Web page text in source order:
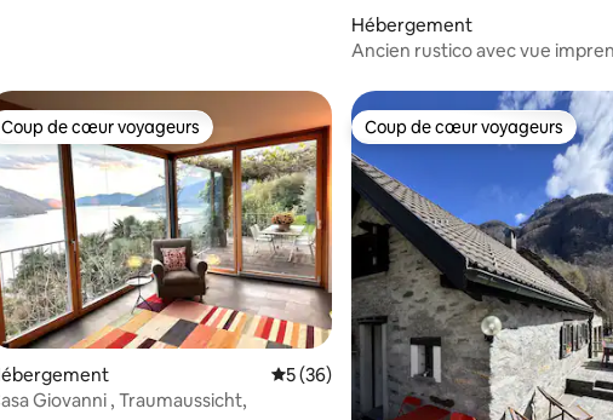
Hébergement
Ancien rustico avec vue
sur la base de 54 commentaires : 4,85 sur 5
Coup de cœur voyageurs
Coup de cœur voyageurs
Évaluation moyenne sur la base de 36
5 (36)
Giovanni , Traumaussicht,
Coup de cœur voyageurs
Coup de cœur voyageurs